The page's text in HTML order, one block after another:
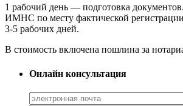
1 рабочий день — подготовка
ИМНС по месту фактической регистрации
3-5 рабочих дней.
В стоимость включена пошлина за
Онлайн консультация